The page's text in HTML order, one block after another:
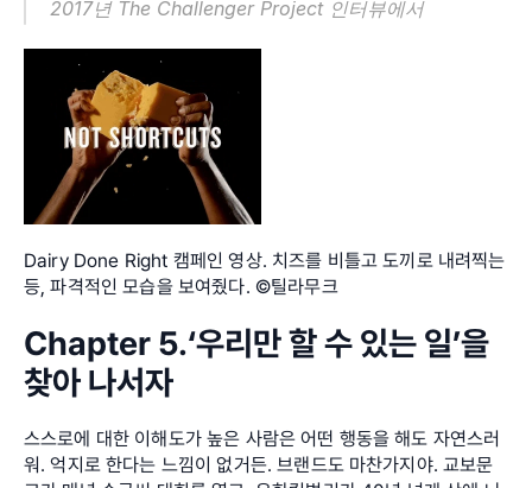
2017년 The Challenger Project 인터뷰에서
Dairy Done Right 캠페인 영상. 치즈를 비틀고 도끼로 내려찍는
등, 파격적인 모습을 보여줬다. ©틸라무크
Chapter 5.‘우리만 할 수 있는 일’을
찾아 나서자
스스로에 대한 이해도가 높은 사람은 어떤 행동을 해도 자연스러
워. 억지로 한다는 느낌이 없거든. 브랜드도 마찬가지야. 교보문